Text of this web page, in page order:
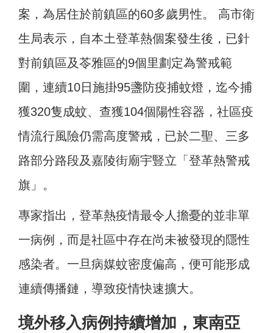
案，為居住於前鎮區的60多歲男性。 高市衛
生局表示，自本土登革熱個案發生後，已針
對前鎮區及苓雅區的9個里劃定為警戒範
圍，連續10日施掛95盞防疫捕蚊燈，迄今捕
獲320隻成蚊、查獲104個陽性容器，社區疫
情流行風險仍需高度警戒，已於二聖、三多
路部分路段及嘉陵街廟宇豎立「登革熱警戒
旗」。
專家指出，登革熱疫情最令人擔憂的並非單
一病例，而是社區中存在尚未被發現的隱性
感染者。一旦病媒蚊密度偏高，便可能形成
連續傳播鏈，導致疫情快速擴大。
境外移入病例持續增加，東南亞